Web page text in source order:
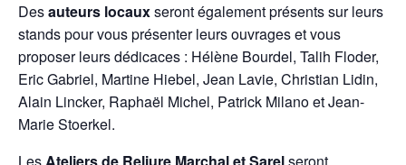
Desauteurs locauxseront également présents sur leurs
stands pour vous présenter leurs ouvrages et vous
proposer leurs dédicaces : Hélène Bourdel, Talih Floder,
Eric Gabriel, Martine Hiebel, Jean Lavie, Christian Lidin,
Alain Lincker, Raphaël Michel, Patrick Milano et Jean-
Marie Stoerkel.